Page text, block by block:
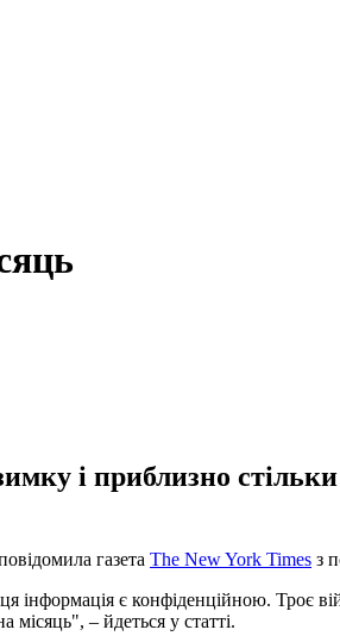
і приблизно
газета The New York Times з
є конфіденційною. Троє
місяць", – йдеться у статті.